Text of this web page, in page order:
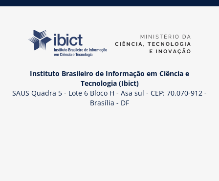
Instituto Brasileiro de Informação em Ciência e
Tecnologia (Ibict)
SAUS Quadra 5 - Lote 6 Bloco H - Asa sul - CEP: 70.070-912 -
Brasília - DF